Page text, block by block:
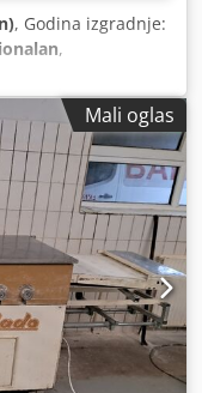
, Godina izgradnje:
,
Mali oglas